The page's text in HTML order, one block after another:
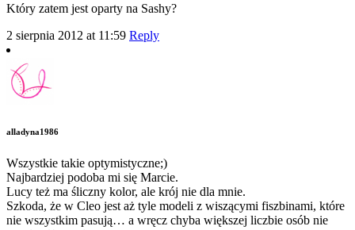
Który zatem jest oparty na Sashy?
2 sierpnia 2012 at 11:59 Reply
alladyna1986
Wszystkie takie optymistyczne;)
Najbardziej podoba mi się Marcie.
Lucy też ma śliczny kolor, ale krój nie dla mnie.
Szkoda, że w Cleo jest aż tyle modeli z wiszącymi fiszbinami, które
nie wszystkim pasują… a wręcz chyba większej liczbie osób nie